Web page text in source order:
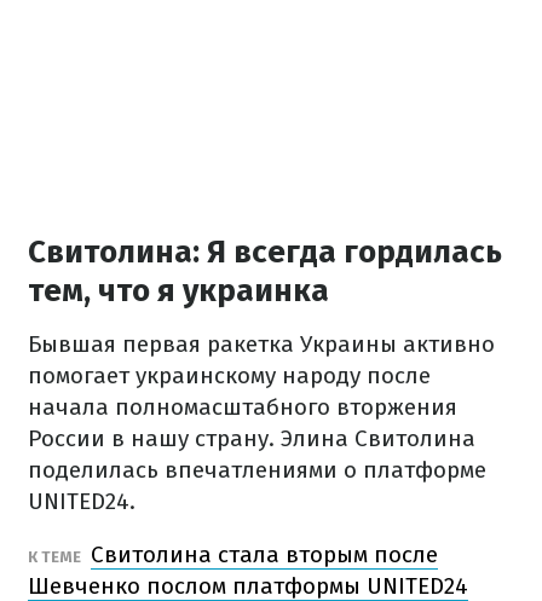
Свитолина: Я всегда гордилась
тем, что я украинка
Бывшая первая ракетка Украины активно
помогает украинскому народу после
начала полномасштабного вторжения
России в нашу страну. Элина Свитолина
поделилась впечатлениями о платформе
UNITED24.
К ТЕМЕ Свитолина стала вторым после
Шевченко послом платформы UNITED24